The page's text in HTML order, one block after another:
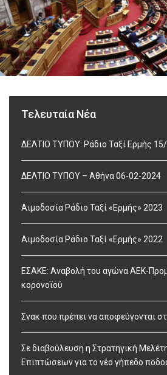
Τελευταία Νέα
ΔΕΛΤΙΟ ΤΥΠΟΥ: Ράδιο Ταξί Ερμής
ΔΕΛΤΙΟ ΤΥΠΟΥ – Αθήνα 06-02-2024
Αιμοδοσία Ράδιο Ταξί «Ερμής» 2023
Αιμοδοσία Ράδιο Ταξί «Ερμής» 2022
ΕΣΑΚΕ: Αναβολή του αγώνα ΑΕΚ-
κορονοϊού
Σνακ που πρέπει να αποφεύγονται
Σε διαβούλευση η Στρατηγική
Επιπτώσεων για το νέο γήπεδο